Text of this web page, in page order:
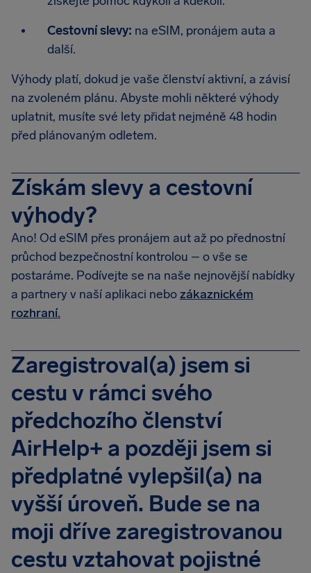
Cestovní slevy: na eSIM, pronájem auta a
další.
Výhody platí, dokud je vaše členství aktivní, a závisí
na zvoleném plánu. Abyste mohli některé výhody
uplatnit, musíte své lety přidat nejméně 48 hodin
před plánovaným odletem.
Získám slevy a cestovní
výhody?
Ano! Od eSIM přes pronájem aut až po přednostní
průchod bezpečnostní kontrolou – o vše se
postaráme. Podívejte se na naše nejnovější nabídky
a partnery v naší aplikaci nebozákaznickém
rozhraní.
Zaregistroval(a) jsem si
cestu v rámci svého
předchozího členství
AirHelp+ a později jsem si
předplatné vylepšil(a) na
vyšší úroveň. Bude se na
moji dříve zaregistrovanou
cestu vztahovat pojistné